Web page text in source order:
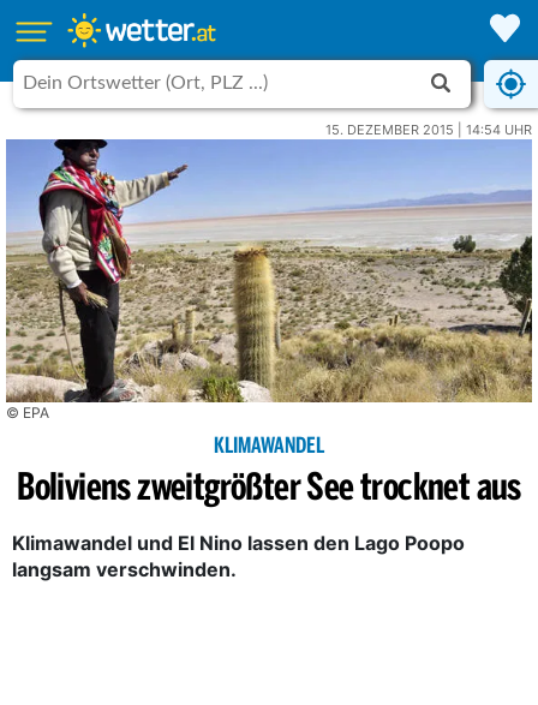
15. DEZEMBER 2015 | 14:54 UHR
© EPA
KLIMAWANDEL
Boliviens zweitgrößter See trocknet aus
Klimawandel und El Nino lassen den Lago Poopo
langsam verschwinden.